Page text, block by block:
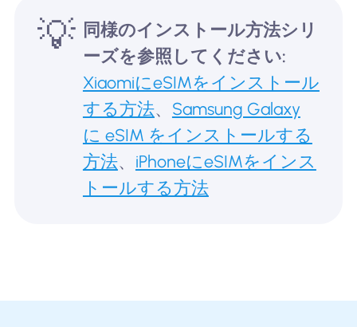
💡 同様のインストール方法シリ
ーズを参照してください:
XiaomiにeSIMをインストール
する方法、 Samsung Galaxy
に eSIM をインストールする
方法、 iPhoneにeSIMをインス
トールする方法